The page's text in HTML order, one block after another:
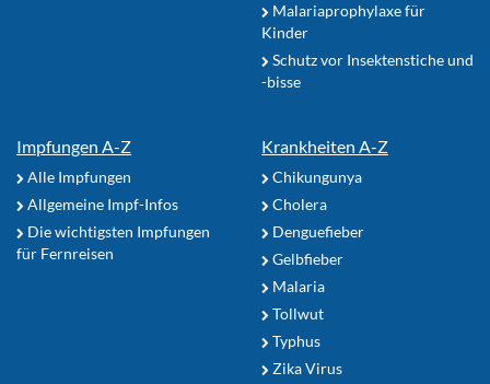
Malariaprophylaxe für
Kinder
Schutz vor Insektenstiche und
-bisse
Impfungen A-Z
Alle Impfungen
Allgemeine Impf-Infos
Die wichtigsten Impfungen
für Fernreisen
Krankheiten A-Z
Chikungunya
Cholera
Denguefieber
Gelbfieber
Malaria
Tollwut
Typhus
Zika Virus